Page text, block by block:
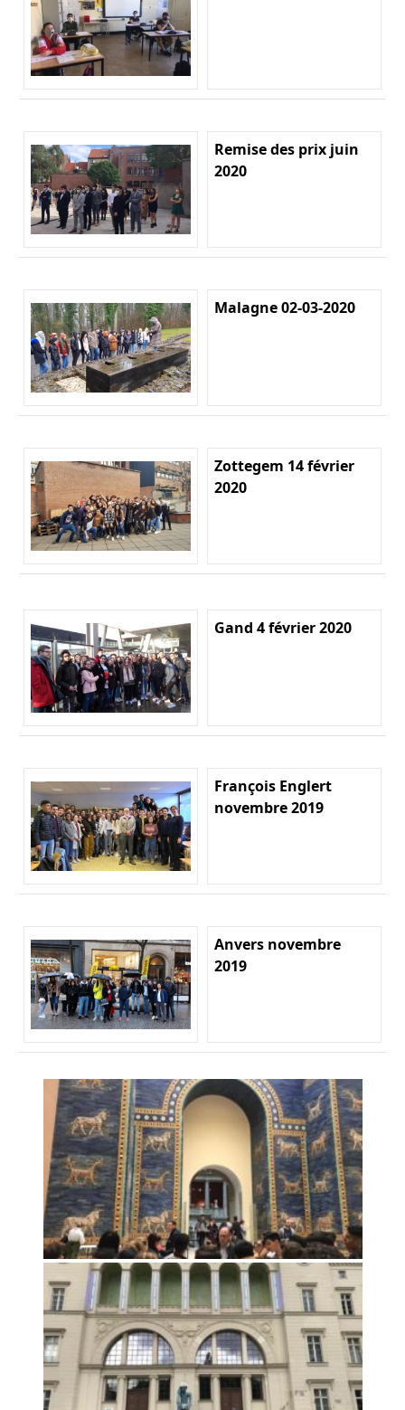
Remise des prix juin
2020
Malagne 02-03-2020
Zottegem 14 février
2020
Gand 4 février 2020
François Englert
novembre 2019
Anvers novembre
2019